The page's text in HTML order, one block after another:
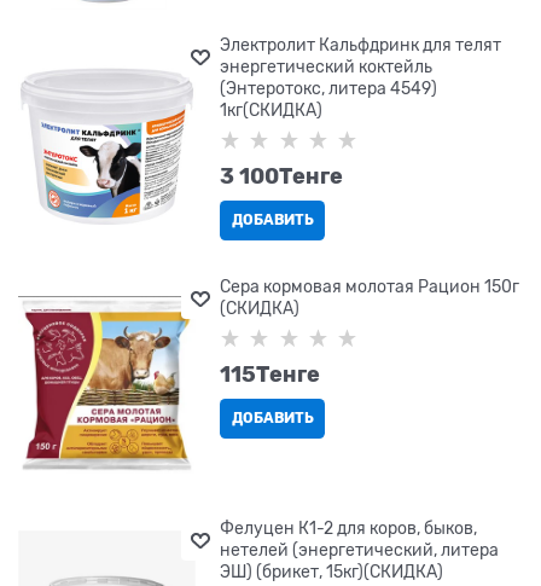
Электролит Кальфдринк для телят
энергетический коктейль
(Энтеротокс, литера 4549)
1кг(СКИДКА)
3 100Tенге
ДОБАВИТЬ
Сера кормовая молотая Рацион 150г
(СКИДКА)
115Tенге
ДОБАВИТЬ
Фелуцен К1-2 для коров, быков,
нетелей (энергетический, литера
ЭШ) (брикет, 15кг)(СКИДКА)